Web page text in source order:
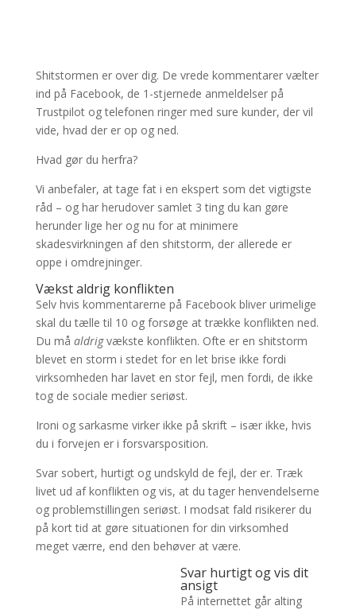
Shitstormen er over dig. De vrede kommentarer vælter
ind på Facebook, de 1-stjernede anmeldelser på
Trustpilot og telefonen ringer med sure kunder, der vil
vide, hvad der er op og ned.
Hvad gør du herfra?
Vi anbefaler, at tage fat i en ekspert som det vigtigste
råd – og har herudover samlet 3 ting du kan gøre
herunder lige her og nu for at minimere
skadesvirkningen af den shitstorm, der allerede er
oppe i omdrejninger.
Vækst aldrig konflikten
Selv hvis kommentarerne på Facebook bliver urimelige
skal du tælle til 10 og forsøge at trække konflikten ned.
Du må aldrigvækste konflikten. Ofte er en shitstorm
blevet en storm i stedet for en let brise ikke fordi
virksomheden har lavet en stor fejl, men fordi, de ikke
tog de sociale medier seriøst.
Ironi og sarkasme virker ikke på skrift – især ikke, hvis
du i forvejen er i forsvarsposition.
Svar sobert, hurtigt og undskyld de fejl, der er. Træk
livet ud af konflikten og vis, at du tager henvendelserne
og problemstillingen seriøst. I modsat fald risikerer du
på kort tid at gøre situationen for din virksomhed
meget værre, end den behøver at være.
Svar hurtigt og vis dit
ansigt
På internettet går alting